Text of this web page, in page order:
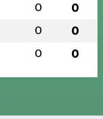
0 0
0 0
0 0